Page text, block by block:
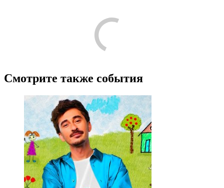
Пожалуйста, оставьте подробный отзыв или комментарий,
чтобы другим людям было проще принять решение по поводу
посещения! Расскажите о том, что стоит знать тем, кто только
планирует посещение.
Поделитесь с своими впечатлениями от посещения. Напишите
о том, что вам понравилось, а что нет, что запомнилось, что
показалось интересным или необычным. Если вы ходили с
детьми, расскажите об их впечатлениях.